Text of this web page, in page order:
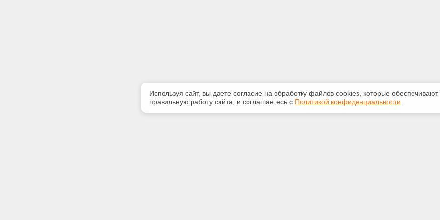
Используя сайт, вы даете согласие на обработку файлов сооkiеs, которые обеспечивают
правильную работу сайта, и соглашаетесь с Политикой конфиденциальности